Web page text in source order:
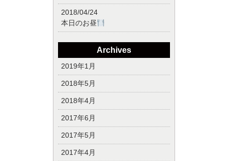
2018/04/24
本日のお昼
Archives
2019年1月
2018年5月
2018年4月
2017年6月
2017年5月
2017年4月